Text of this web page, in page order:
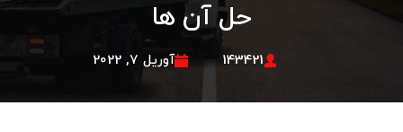
حل آن ‌ها
143421 آوریل 7, 2022